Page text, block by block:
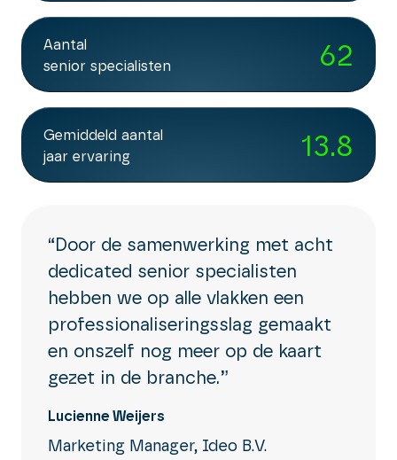
Zo ondersteunen we sales en zorgen we ervoor dat
accountmanagers consistent én persoonlijk
kunnen opvolgen.
werken vanuit één ‘single source of truth’.
Samenvattingen van gesprekken en meetings;
Automatische notificaties bij warme signalen;
Inzichten in de meest kansrijke prospects;
Suggesties voor vervolgstappen.
Hiermee transformeert sales van reactief naar
proactief.
weet zo waar focus nodig is, welke accounts
prioriteit hebben en waar kansen blijven liggen.
Aantal
senior specialisten
62
Gemiddeld aantal
jaar ervaring
13.8
“Door de samenwerking met acht
dedicated senior specialisten
hebben we op alle vlakken een
professionaliseringsslag gemaakt
en onszelf nog meer op de kaart
gezet in de branche.”
Lucienne Weijers
Marketing Manager, Ideo B.V.